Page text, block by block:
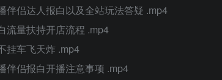
伴侣达人报白以及全站玩法答疑 .mp4
流量扶持开店流程 .mp4
挂车飞天炸 .mp4
伴侣报白开播注意事项 .mp4